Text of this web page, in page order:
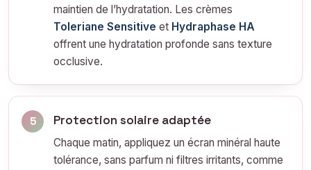
maintien de l’hydratation. Les crèmes
Toleriane Sensitive et Hydraphase HA
offrent une hydratation profonde sans texture
occlusive.
5 Protection solaire adaptée
Chaque matin, appliquez un écran minéral haute
tolérance, sans parfum ni filtres irritants, comme